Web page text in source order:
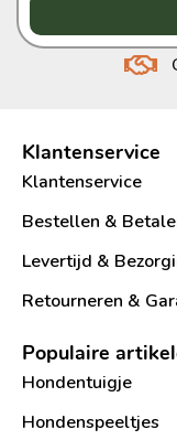
Klantenservice
Klantenservice
Bestellen &
Levertijd &
Retourneren &
Populaire
Hondentuigje
Hondenspeeltjes